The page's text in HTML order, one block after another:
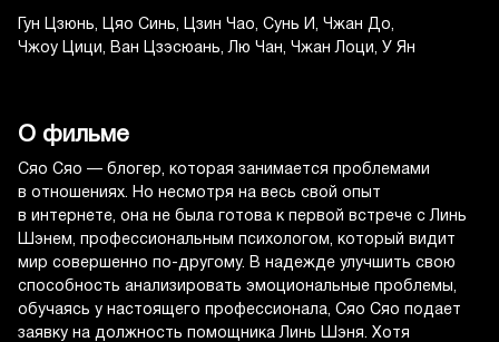
Гун Цзюнь Цяо Синь Цзин Чао Сунь И
Чжан До
Чжоу Цици
Ван Цзэсюань Лю Чан Чжан Лоци У Ян
О фильме
Сяо Сяо — блогер, которая занимается проблемами
в отношениях. Но несмотря на весь свой опыт
в интернете, она не была готова к первой встрече с Линь
Шэнем, профессиональным психологом, который видит
мир совершенно по-другому. В надежде улучшить свою
способность анализировать эмоциональные проблемы,
обучаясь у настоящего профессионала, Сяо Сяо подает
заявку на должность помощника Линь Шэня. Хотя